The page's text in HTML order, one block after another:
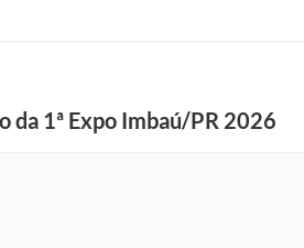
da 1ª Expo Imbaú/PR 2026